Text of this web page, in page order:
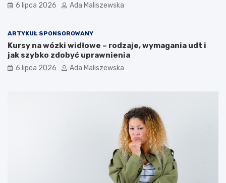
6 lipca 2026 Ada Maliszewska
ARTYKUŁ SPONSOROWANY
Kursy na wózki widłowe – rodzaje, wymagania udt i
jak szybko zdobyć uprawnienia
6 lipca 2026 Ada Maliszewska